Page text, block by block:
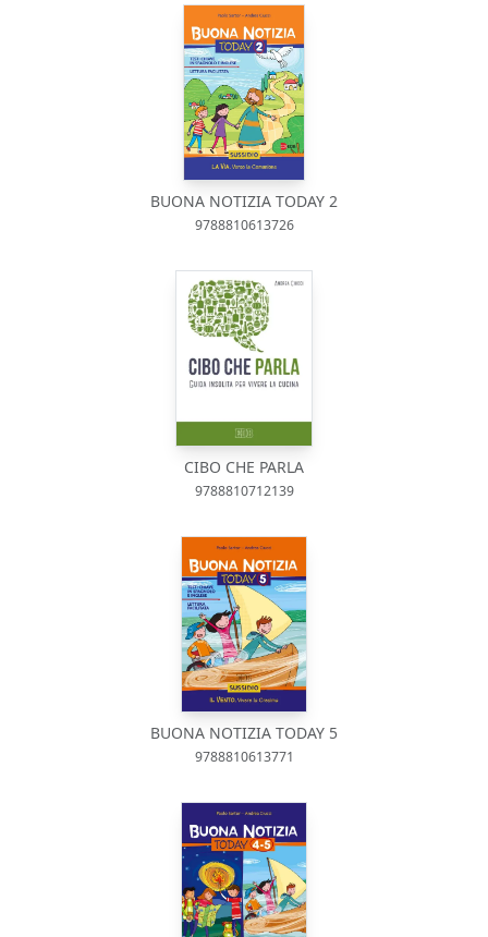
BUONA NOTIZIA TODAY 2
9788810613726
CIBO CHE PARLA
9788810712139
BUONA NOTIZIA TODAY 5
9788810613771